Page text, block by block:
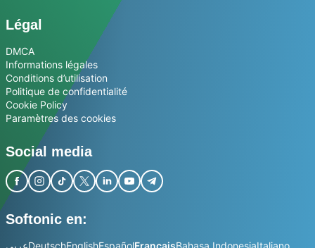
Légal
DMCA
Informations légales
Conditions d’utilisation
Politique de confidentialité
Cookie Policy
Paramètres des cookies
Social media
Softonic en: